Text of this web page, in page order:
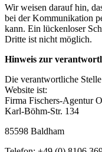
Wir weisen darauf hin,
bei der Kommunikation
kann. Ein lückenloser
Dritte ist nicht möglich.
Hinweis zur
Die verantwortliche
Website ist:
Firma Fischers-Agentur
Karl-Böhm-Str. 134
85598 Baldham